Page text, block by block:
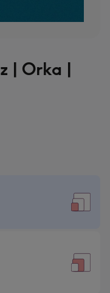
| Orka |